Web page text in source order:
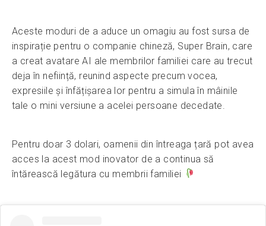
Aceste moduri de a aduce un omagiu au fost sursa de
inspirație pentru o companie chineză, Super Brain, care
a creat avatare AI ale membrilor familiei care au trecut
deja în neființă, reunind aspecte precum vocea,
expresiile și înfățișarea lor pentru a simula în mâinile
tale o mini versiune a acelei persoane decedate.
Pentru doar 3 dolari, oamenii din întreaga țară pot avea
acces la acest mod inovator de a continua să
întărească legătura cu membrii familiei